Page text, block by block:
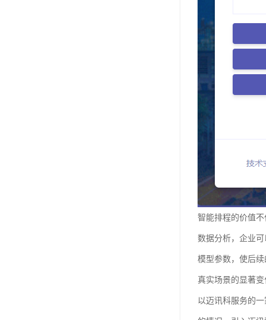
智能排程的价值
数据分析，企业
模型参数，使后续
真实场景的显著变
以迈讯科服务的